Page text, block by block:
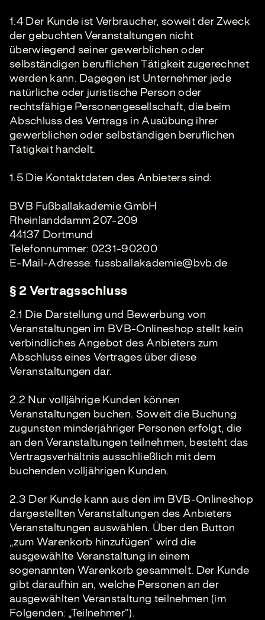
1.4 Der Kunde ist Verbraucher, soweit der Zweck
der gebuchten Veranstaltungen nicht
überwiegend seiner gewerblichen oder
selbständigen beruflichen Tätigkeit zugerechnet
werden kann. Dagegen ist Unternehmer jede
natürliche oder juristische Person oder
rechtsfähige Personengesellschaft, die beim
Abschluss des Vertrags in Ausübung ihrer
gewerblichen oder selbständigen beruflichen
Tätigkeit handelt.
1.5 Die Kontaktdaten des Anbieters sind:
BVB Fußballakademie GmbH
Rheinlanddamm 207-209
44137 Dortmund
Telefonnummer: 0231-90200
E-Mail-Adresse:fussballakademie@bvb.de
§ 2 Vertragsschluss
2.1 Die Darstellung und Bewerbung von
Veranstaltungen im BVB-Onlineshop stellt kein
verbindliches Angebot des Anbieters zum
Abschluss eines Vertrages über diese
Veranstaltungen dar.
2.2 Nur volljährige Kunden können
Veranstaltungen buchen. Soweit die Buchung
zugunsten minderjähriger Personen erfolgt, die
an den Veranstaltungen teilnehmen, besteht das
Vertragsverhältnis ausschließlich mit dem
buchenden volljährigen Kunden.
2.3 Der Kunde kann aus den im BVB-Onlineshop
dargestellten Veranstaltungen des Anbieters
Veranstaltungen auswählen. Über den Button
„zum Warenkorb hinzufügen“ wird die
ausgewählte Veranstaltung in einem
sogenannten Warenkorb gesammelt. Der Kunde
gibt daraufhin an, welche Personen an der
ausgewählten Veranstaltung teilnehmen (im
Folgenden: „Teilnehmer“).